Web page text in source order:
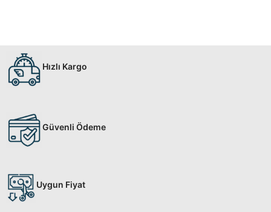
Hızlı Kargo
Güvenli Ödeme
Uygun Fiyat